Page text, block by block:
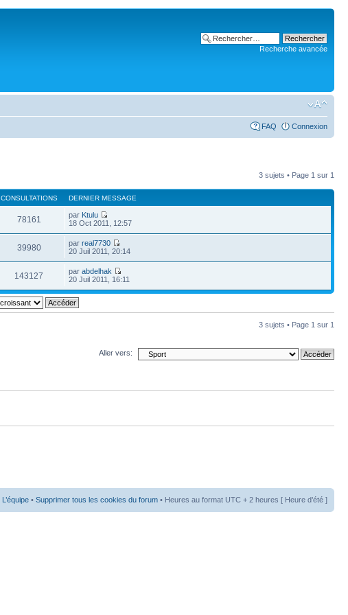
Recherche avancée
FAQ Connexion
3 sujets • Page 1 sur 1
CONSULTATIONS DERNIER MESSAGE
78161 par Ktulu
18 Oct 2011, 12:57
39980 parreal7730
20 Juil 2011, 20:14
143127 parabdelhak
20 Juil 2011, 16:11
3 sujets • Page 1 sur 1
Aller vers:
L’équipe • Supprimer tous les cookies du forum • Heures au format UTC + 2 heures [ Heure d’été ]